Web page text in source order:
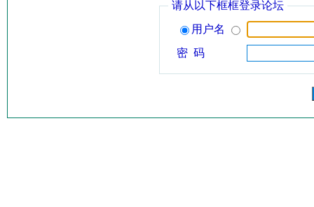
请从以下框框登录论坛
用户名
密 码